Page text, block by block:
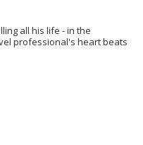
all his life - in the
professional's heart beats